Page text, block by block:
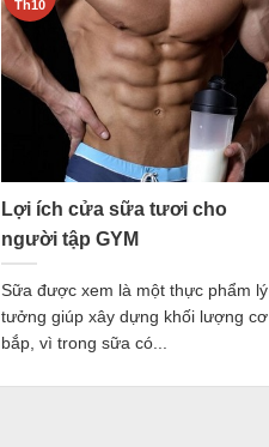
Th10
Lợi ích cửa sữa tươi cho
người tập GYM
Sữa được xem là một thực phẩm lý
tưởng giúp xây dựng khối lượng cơ
bắp, vì trong sữa có...